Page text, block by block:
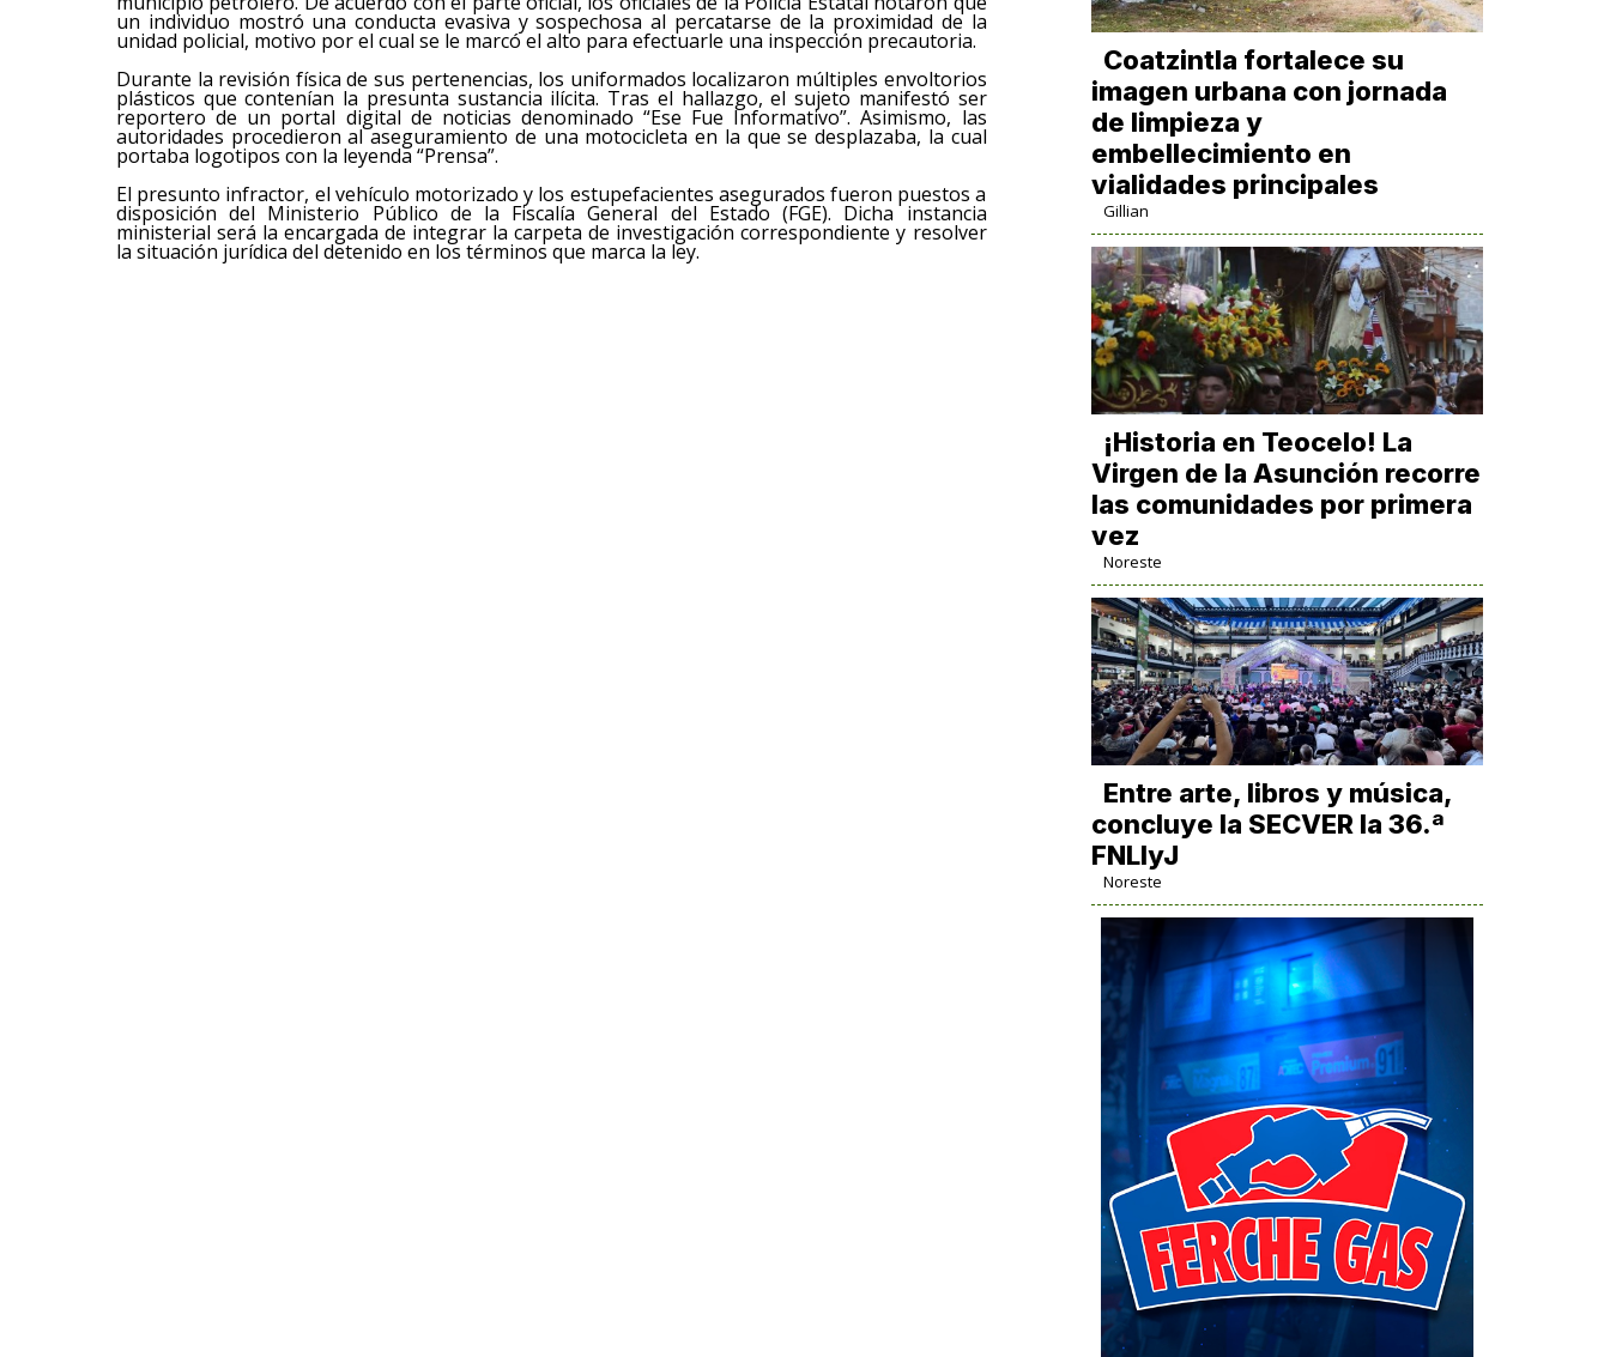
un individuo mostró una conducta evasiva y sospechosa al percatarse de la proximidad de la
unidad policial, motivo por el cual se le marcó el alto para efectuarle una inspección precautoria.
Durante la revisión física de sus pertenencias, los uniformados localizaron múltiples envoltorios
plásticos que contenían la presunta sustancia ilícita. Tras el hallazgo, el sujeto manifestó ser
reportero de un portal digital de noticias denominado “Ese Fue Informativo”. Asimismo, las
autoridades procedieron al aseguramiento de una motocicleta en la que se desplazaba, la cual
portaba logotipos con la leyenda “Prensa”.
El presunto infractor, el vehículo motorizado y los estupefacientes asegurados fueron puestos a
disposición del Ministerio Público de la Fiscalía General del Estado (FGE). Dicha instancia
ministerial será la encargada de integrar la carpeta de investigación correspondiente y resolver
la situación jurídica del detenido en los términos que marca la ley.
Coatzintla fortalece su
imagen urbana con jornada
de limpieza y
embellecimiento en
vialidades principales
Gillian
​¡Historia en Teocelo! La
Virgen de la Asunción recorre
las comunidades por primera
vez
Noreste
Entre arte, libros y música,
concluye la SECVER la 36.ª
FNLIyJ
Noreste